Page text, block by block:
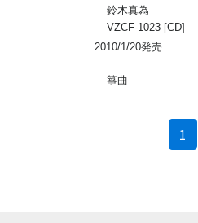
鈴木真為
VZCF-1023 [CD]
2010/1/20発売
箏曲
1